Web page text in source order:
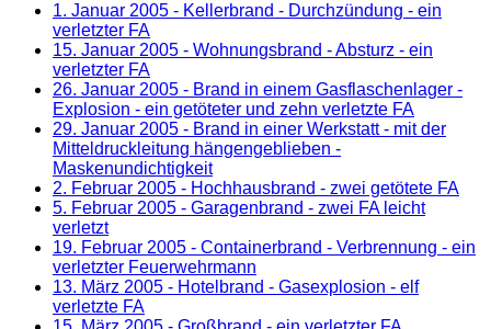
1. Januar 2005 - Kellerbrand - Durchzündung - ein
verletzter FA
15. Januar 2005 - Wohnungsbrand - Absturz - ein
verletzter FA
26. Januar 2005 - Brand in einem Gasflaschenlager -
Explosion - ein getöteter und zehn verletzte FA
29. Januar 2005 - Brand in einer Werkstatt - mit der
Mitteldruckleitung hängengeblieben -
Maskenundichtigkeit
2. Februar 2005 - Hochhausbrand - zwei getötete FA
5. Februar 2005 - Garagenbrand - zwei FA leicht
verletzt
19. Februar 2005 - Containerbrand - Verbrennung - ein
verletzter Feuerwehrmann
13. März 2005 - Hotelbrand - Gasexplosion - elf
verletzte FA